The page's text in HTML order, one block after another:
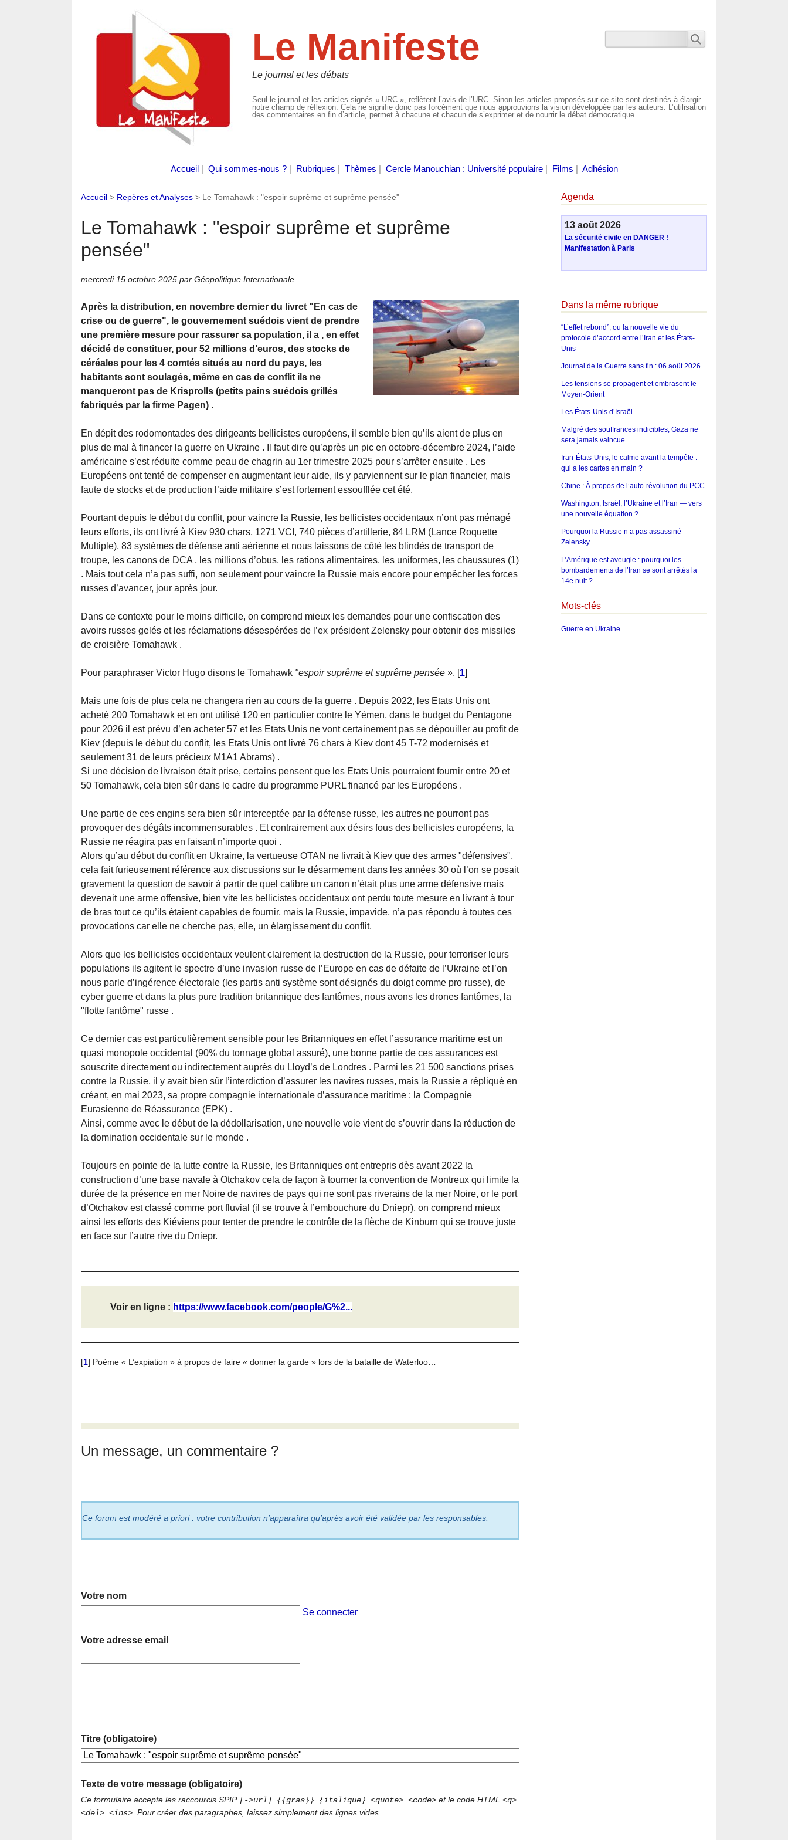
Le Manifeste
Le journal et les débats
Seul le journal et les articles signés « URC », reflètent l’avis de l’URC. Sinon les articles proposés sur ce site sont destinés à élargir
notre champ de réflexion. Cela ne signifie donc pas forcément que nous approuvions la vision développée par les auteurs. L’utilisation
des commentaires en fin d’article, permet à chacune et chacun de s’exprimer et de nourrir le débat démocratique.
Accueil Qui sommes-nous ?| Rubriques Thèmes Cercle Manouchian : Université populaire| Films Adhésion
Accueil > Repères et Analyses > Le Tomahawk : "espoir suprême et suprême pensée"
Le Tomahawk : "espoir suprême et suprême
pensée"
mercredi 15 octobre 2025 par Géopolitique Internationale
Après la distribution, en novembre dernier du livret "En cas de
crise ou de guerre", le gouvernement suédois vient de prendre
une première mesure pour rassurer sa population, il a , en effet
décidé de constituer, pour 52 millions d’euros, des stocks de
céréales pour les 4 comtés situés au nord du pays, les
habitants sont soulagés, même en cas de conflit ils ne
manqueront pas de Krisprolls (petits pains suédois grillés
fabriqués par la firme Pagen) .
En dépit des rodomontades des dirigeants bellicistes européens, il semble bien qu’ils aient de plus en
plus de mal à financer la guerre en Ukraine . Il faut dire qu’après un pic en octobre-décembre 2024, l’aide
américaine s’est réduite comme peau de chagrin au 1er trimestre 2025 pour s’arrêter ensuite . Les
Européens ont tenté de compenser en augmentant leur aide, ils y parviennent sur le plan financier, mais
faute de stocks et de production l’aide militaire s’est fortement essoufflée cet été.
Pourtant depuis le début du conflit, pour vaincre la Russie, les bellicistes occidentaux n’ont pas ménagé
leurs efforts, ils ont livré à Kiev 930 chars, 1271 VCI, 740 pièces d’artillerie, 84 LRM (Lance Roquette
Multiple), 83 systèmes de défense anti aérienne et nous laissons de côté les blindés de transport de
troupe, les canons de DCA , les millions d’obus, les rations alimentaires, les uniformes, les chaussures (1)
. Mais tout cela n’a pas suffi, non seulement pour vaincre la Russie mais encore pour empêcher les forces
russes d’avancer, jour après jour.
Dans ce contexte pour le moins difficile, on comprend mieux les demandes pour une confiscation des
avoirs russes gelés et les réclamations désespérées de l’ex président Zelensky pour obtenir des missiles
de croisière Tomahawk .
Pour paraphraser Victor Hugo disons le Tomahawk "espoir suprême et suprême pensée ». [1]
Mais une fois de plus cela ne changera rien au cours de la guerre . Depuis 2022, les Etats Unis ont
acheté 200 Tomahawk et en ont utilisé 120 en particulier contre le Yémen, dans le budget du Pentagone
pour 2026 il est prévu d’en acheter 57 et les Etats Unis ne vont certainement pas se dépouiller au profit de
Kiev (depuis le début du conflit, les Etats Unis ont livré 76 chars à Kiev dont 45 T-72 modernisés et
seulement 31 de leurs précieux M1A1 Abrams) .
Si une décision de livraison était prise, certains pensent que les Etats Unis pourraient fournir entre 20 et
50 Tomahawk, cela bien sûr dans le cadre du programme PURL financé par les Européens .
Une partie de ces engins sera bien sûr interceptée par la défense russe, les autres ne pourront pas
provoquer des dégâts incommensurables . Et contrairement aux désirs fous des bellicistes européens, la
Russie ne réagira pas en faisant n’importe quoi .
Alors qu’au début du conflit en Ukraine, la vertueuse OTAN ne livrait à Kiev que des armes "défensives",
cela fait furieusement référence aux discussions sur le désarmement dans les années 30 où l’on se posait
gravement la question de savoir à partir de quel calibre un canon n’était plus une arme défensive mais
devenait une arme offensive, bien vite les bellicistes occidentaux ont perdu toute mesure en livrant à tour
de bras tout ce qu’ils étaient capables de fournir, mais la Russie, impavide, n’a pas répondu à toutes ces
provocations car elle ne cherche pas, elle, un élargissement du conflit.
Alors que les bellicistes occidentaux veulent clairement la destruction de la Russie, pour terroriser leurs
populations ils agitent le spectre d’une invasion russe de l’Europe en cas de défaite de l’Ukraine et l’on
nous parle d’ingérence électorale (les partis anti système sont désignés du doigt comme pro russe), de
cyber guerre et dans la plus pure tradition britannique des fantômes, nous avons les drones fantômes, la
"flotte fantôme" russe .
Ce dernier cas est particulièrement sensible pour les Britanniques en effet l’assurance maritime est un
quasi monopole occidental (90% du tonnage global assuré), une bonne partie de ces assurances est
souscrite directement ou indirectement auprès du Lloyd’s de Londres . Parmi les 21 500 sanctions prises
contre la Russie, il y avait bien sûr l’interdiction d’assurer les navires russes, mais la Russie a répliqué en
créant, en mai 2023, sa propre compagnie internationale d’assurance maritime : la Compagnie
Eurasienne de Réassurance (EPK) .
Ainsi, comme avec le début de la dédollarisation, une nouvelle voie vient de s’ouvrir dans la réduction de
la domination occidentale sur le monde .
Toujours en pointe de la lutte contre la Russie, les Britanniques ont entrepris dès avant 2022 la
construction d’une base navale à Otchakov cela de façon à tourner la convention de Montreux qui limite la
durée de la présence en mer Noire de navires de pays qui ne sont pas riverains de la mer Noire, or le port
d’Otchakov est classé comme port fluvial (il se trouve à l’embouchure du Dniepr), on comprend mieux
ainsi les efforts des Kiéviens pour tenter de prendre le contrôle de la flèche de Kinburn qui se trouve juste
en face sur l’autre rive du Dniepr.
Voir en ligne : https://www.facebook.com/people/G%2...
[1] Poème « L’expiation » à propos de faire « donner la garde » lors de la bataille de Waterloo…
Un message, un commentaire ?
Ce forum est modéré a priori : votre contribution n’apparaîtra qu’après avoir été validée par les responsables.
Votre nom
Se connecter
Votre adresse email
Titre (obligatoire)
Texte de votre message (obligatoire)
Ce formulaire accepte les raccourcis SPIP [->url] {{gras}} {italique} <quote> <code> et le code HTML <q>
<del> <ins> . Pour créer des paragraphes, laissez simplement des lignes vides.
Agenda
13 août 2026
La sécurité civile en DANGER !
Manifestation à Paris
Dans la même rubrique
“L’effet rebond”, ou la nouvelle vie du
protocole d’accord entre l’Iran et les États-
Unis
Journal de la Guerre sans fin : 06 août 2026
Les tensions se propagent et embrasent le
Moyen-Orient
Les États-Unis d’Israël
Malgré des souffrances indicibles, Gaza ne
sera jamais vaincue
Iran-États-Unis, le calme avant la tempête :
qui a les cartes en main ?
Chine : À propos de l’auto-révolution du PCC
Washington, Israël, l’Ukraine et l’Iran — vers
une nouvelle équation ?
Pourquoi la Russie n’a pas assassiné
Zelensky
L’Amérique est aveugle : pourquoi les
bombardements de l’Iran se sont arrêtés la
14e nuit ?
Mots-clés
Guerre en Ukraine